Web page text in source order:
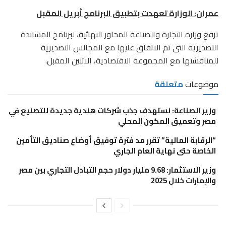
عمران: الوزارة تعهدت بتطبيق البرنامج أبريل المقبل
ترفع وزارة التجارة والصناعة المحاور النهائية، لبرنامج المساندة
التصديرية التى تم الاتفاق عليها مع المجالس التصديرية
للمناقشتها مع المجموعة الاقتصادية، الاثنين المقبل.
موضوعاتمتعلقة
وزير الصناعة: نستهدف جذب شركات هندية جديدة للتصنيع في
مصر وتعميق المكون المحلي
“الرقابة المالية” تقرر مد فترة توفيق أوضاع صناديق التأمين
الخاصة حتى نهاية العام الجاري
وزير الاستثمار: 9.68 مليار دولار حجم التبادل التجاري بين مصر
والإمارات خلال 2025